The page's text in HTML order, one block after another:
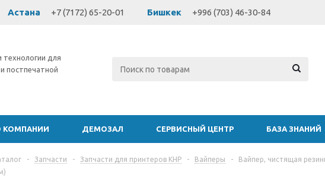
Астана +7 (7172) 65-20-01 Бишкек +996 (703) 46-30-84
для
постпечатной
КОМПАНИИ ДЕМОЗАЛ СЕРВИСНЫЙ ЦЕНТР БАЗА ЗНАНИЙ
- Запчасти - Запчасти для принтеров КНР - Вайперы -
Вайпер, чистящая